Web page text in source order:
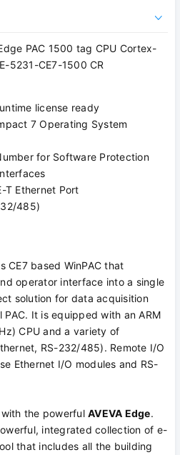
PAC 1500 tag CPU Cortex-
5231-CE7-1500 CR
license ready
7 Operating System
for Software Protection
Ethernet Port
485)
CE7 based WinPAC that
operator interface into a single
solution for data acquisition
It is equipped with an ARM
CPU and a variety of
RS-232/485). Remote I/O
Ethernet I/O modules and RS-
with the powerful AVEVA Edge.
integrated collection of e-
that includes all the building